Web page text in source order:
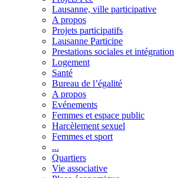
Lausanne, ville participative
A propos
Projets participatifs
Lausanne Participe
Prestations sociales et intégration
Logement
Santé
Bureau de l’égalité
A propos
Evénements
Femmes et espace public
Harcèlement sexuel
Femmes et sport
...
Quartiers
Vie associative